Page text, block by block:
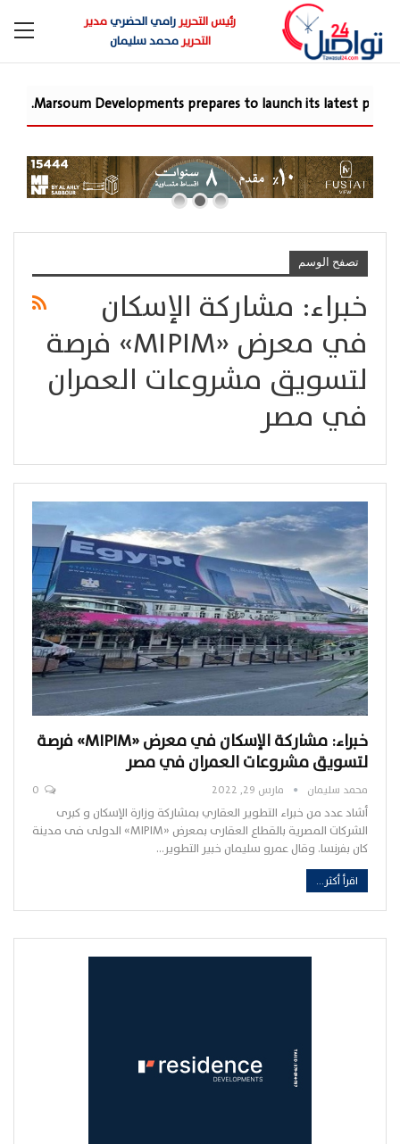
رئيس التحريررامي الحضريمدير
التحريرمحمد سليمان
Marsoum Developments prepares to launch its
تصفح الوسم
خبراء: مشاركة الإسكان
في معرض «MIPIM» فرصة
لتسويق مشروعات العمران
في مصر
خبراء: مشاركة الإسكان في معرض «MIPIM» فرصة
لتسويق مشروعات العمران في مصر
محمد سليمان مارس 29, 2022
أشاد عدد من خبراء التطوير العقاري بمشاركة وزارة الإسكان و كبرى
الشركات المصرية بالقطاع العقارى بمعرض «MIPIM» الدولى فى مدينة
كان بفرنسا. وقال عمرو سليمان خبير التطوير…
اقرأ أكثر...